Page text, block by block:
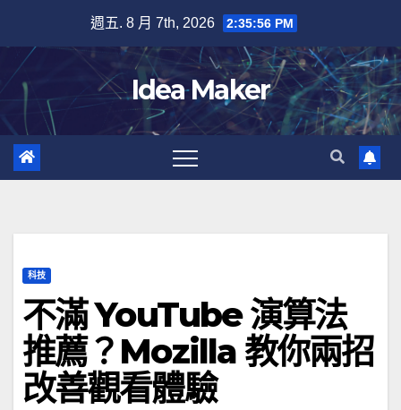
content
週五. 8 月 7th, 2026 2:35:57 PM
Idea Maker
科技
不滿 YouTube 演算法
推薦？Mozilla 教你兩招
改善觀看體驗